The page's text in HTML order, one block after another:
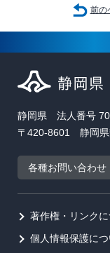
前の
静岡県 法人番号
〒420-8601 静岡県
各種お問い合わせ
著作権・リンク
個人情報保護につ